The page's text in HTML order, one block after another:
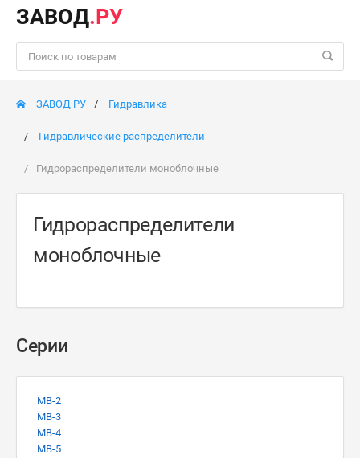
ЗАВОД.РУ
ЗАВОД РУ Гидравлика
Гидравлические распределители
Гидрораспределители моноблочные
Гидрораспределители
моноблочные
Серии
MB-2
MB-3
MB-4
MB-5